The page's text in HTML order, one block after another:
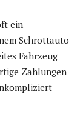
ein
Schrottauto
Fahrzeug
Zahlungen